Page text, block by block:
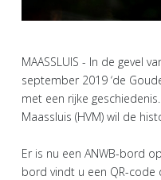
MAASSLUIS - In de gevel
september 2019 ‘de
met een rijke
Maassluis (HVM) wil de
Er is nu een ANWB-bord
bord vindt u een QR-